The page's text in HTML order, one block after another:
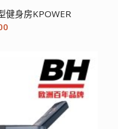
健身房KPOWER